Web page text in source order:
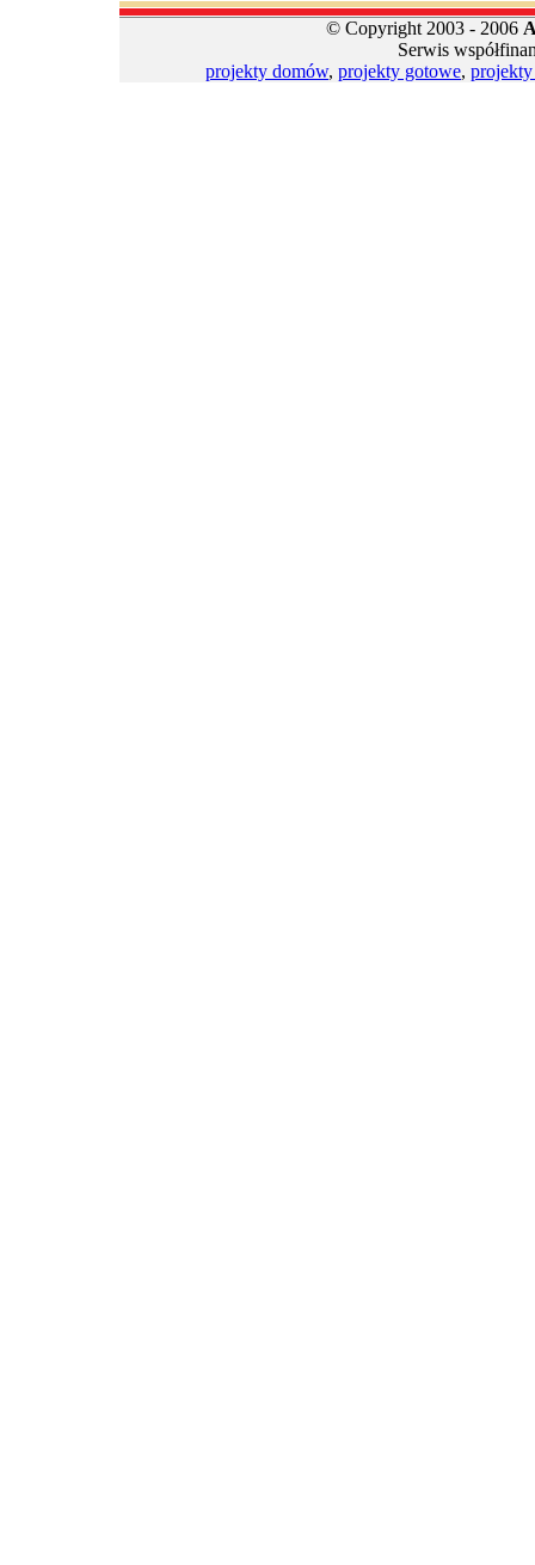
© Copyright 2003 - 2006
Serwis
projekty domów, projekty gotowe,